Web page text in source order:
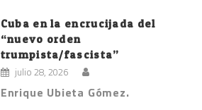
Cuba en la encrucijada del
“nuevo orden
trumpista/fascista”
julio 28, 2026
Enrique Ubieta Gómez.